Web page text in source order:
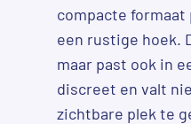
compacte
een rustige hoek.
maar past ook in
discreet en valt
zichtbare plek te